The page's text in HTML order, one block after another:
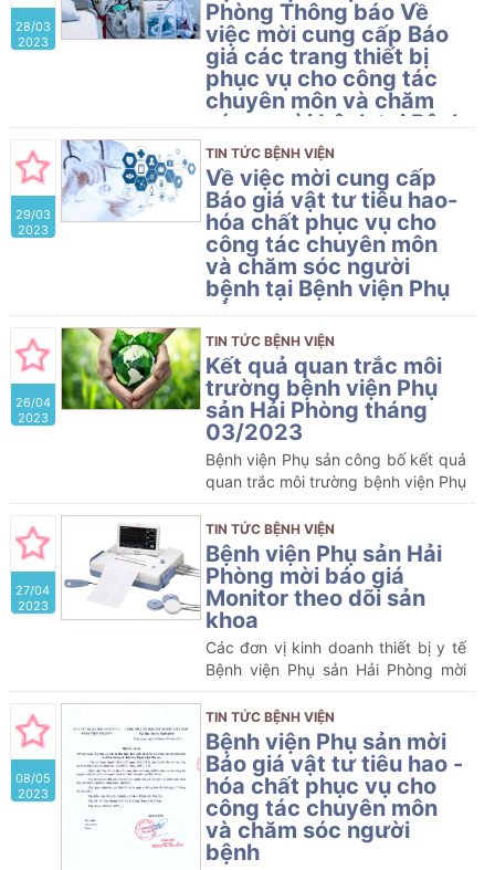
tích xuất sắc trong thực hiện nhiệm
vụ năm 2022
28/03
2023
Phòng Thông báo Về
việc mời cung cấp Báo
giá các trang thiết bị
phục vụ cho công tác
chuyên môn và chăm
sóc người bệnh tại Bệnh
viện Phụ sản
Bệnh viện Phụ sản Hải Phòng
Thông báo Về việc mời cung cấp
Báo giá các trang thiết bị phục vụ
cho công tác chuyên môn và chăm
sóc người bệnh tại Bệnh viện Phụ
sản
29/03
2023
TIN TỨC BỆNH VIỆN
Về việc mời cung cấp
Báo giá vật tư tiêu hao-
hóa chất phục vụ cho
công tác chuyên môn
và chăm sóc người
bệnh tại Bệnh viện Phụ
sản
Bệnh viện Phụ Sản có nhu cầu mua
sắm các trang thiết bị phục vụ cho
công tác chuyên môn và chăm sóc
người bệnh (chi tiết theo phụ lục
đính kèm)
26/04
2023
TIN TỨC BỆNH VIỆN
​Kết quả quan trắc môi
trường bệnh viện Phụ
sản Hải Phòng tháng
03/2023
Bệnh viện Phụ sản công bố kết quả
quan trắc môi trường bệnh viện Phụ
sản Hải Phòng tháng 03/2023
27/04
2023
TIN TỨC BỆNH VIỆN
Bệnh viện Phụ sản Hải
Phòng mời báo giá
Monitor theo dõi sản
khoa
Các đơn vị kinh doanh thiết bị y tế
Bệnh viện Phụ sản Hải Phòng mời
báo giá Monitor theo dõi sản khoa
08/05
2023
TIN TỨC BỆNH VIỆN
Bệnh viện Phụ sản mời
Báo giá vật tư tiêu hao -
hóa chất phục vụ cho
công tác chuyên môn
và chăm sóc người
bệnh